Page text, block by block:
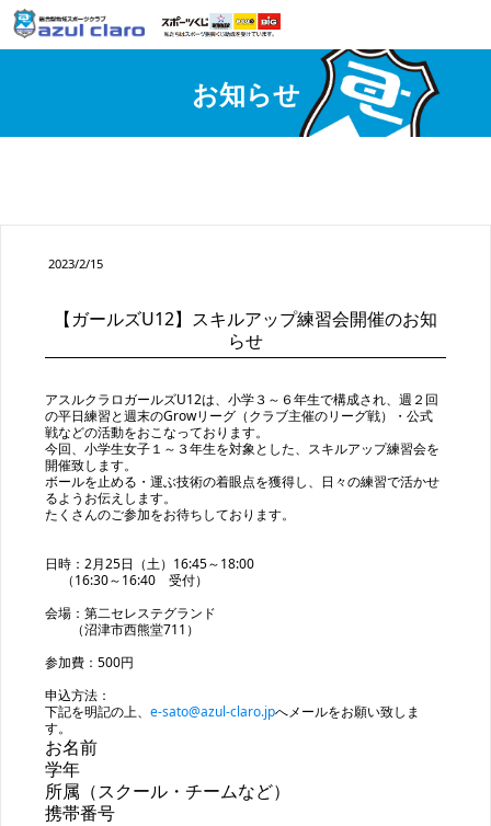
お知らせ
2023/2/15
【ガールズU12】スキルアップ練習会開催のお知
らせ
アスルクラロガールズU12は、小学３～６年生で構成され、週２回
の平日練習と週末のGrowリーグ（クラブ主催のリーグ戦）・公式
戦などの活動をおこなっております。
今回、小学生女子１～３年生を対象とした、スキルアップ練習会を
開催致します。
ボールを止める・運ぶ技術の着眼点を獲得し、日々の練習で活かせ
るようお伝えします。
たくさんのご参加をお待ちしております。
日時：2月25日（土）16:45～18:00
（16:30～16:40 受付）
会場：第二セレステグランド
（沼津市西熊堂711）
参加費：500円
申込方法：
下記を明記の上、e-sato@azul-claro.jpへメールをお願い致しま
す。
お名前
学年
所属（スクール・チームなど）
携帯番号